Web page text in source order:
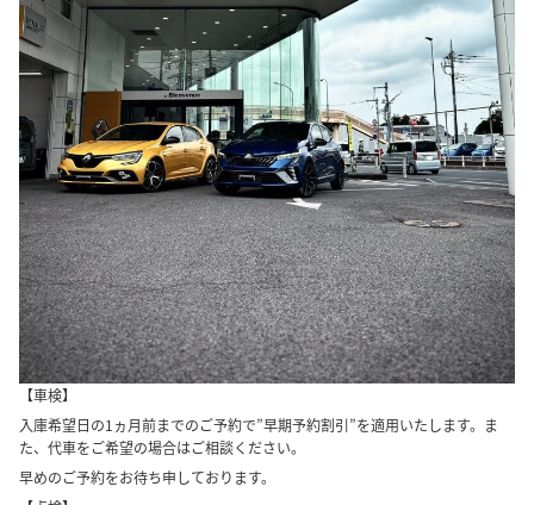
【車検】
入庫希望日の1ヵ月前までのご予約で”早期予約割引”を適用いたします。ま
た、代車をご希望の場合はご相談ください。
早めのご予約をお待ち申しております。